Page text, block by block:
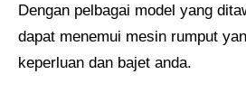
Dengan pelbagai model yang
dapat menemui mesin rumput
keperluan dan bajet anda.